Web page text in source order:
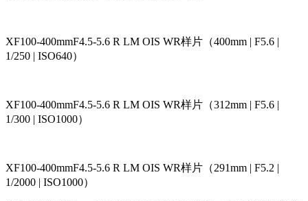
XF100-400mmF4.5-5.6 R LM OIS WR样片（400mm | F5.6 |
1/250 | ISO640）
XF100-400mmF4.5-5.6 R LM OIS WR样片（312mm | F5.6 |
1/300 | ISO1000）
XF100-400mmF4.5-5.6 R LM OIS WR样片（291mm | F5.2 |
1/2000 | ISO1000）